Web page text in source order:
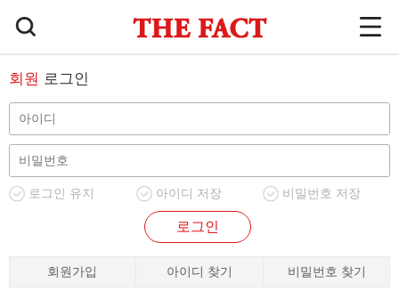
회원 로그인
로그인 유지 아이디 저장 비밀번호 저장
로그인
회원가입 아이디 찾기 비밀번호 찾기